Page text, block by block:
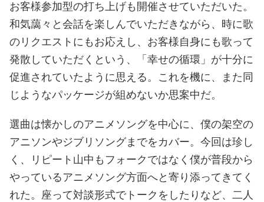
お客様参加型の打ち上げも開催させていただいた。
和気藹々と会話を楽しんでいただきながら、時に歌
のリクエストにもお応えし、お客様自身にも歌って
発散していただくという、「幸せの循環」が十分に
促進されていたように思える。これを機に、また同
じようなパッケージが組めないか思案中だ。
選曲は懐かしのアニメソングを中心に、僕の架空の
アニソンやジブリソングまでをカバー。今回は珍し
く、リピート山中もフォークではなく僕が普段から
やっているアニメソング方面へと寄り添ってきてく
れた。座って対談形式でトークをしたりなど、二人